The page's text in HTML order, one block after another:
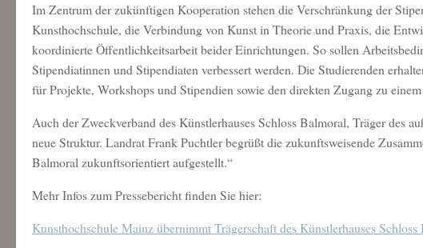
Im Zentrum der zukünftigen Kooperation stehen die Verschränkung der
Kunsthochschule, die Verbindung von Kunst in Theorie und Praxis, die
koordinierte Öffentlichkeitsarbeit beider Einrichtungen. So sollen
Stipendiatinnen und Stipendiaten verbessert werden. Die Studierenden
für Projekte, Workshops und Stipendien sowie den direkten Zugang zu
Auch der Zweckverband des Künstlerhauses Schloss Balmoral, Träger des
neue Struktur. Landrat Frank Puchtler begrüßt die zukunftsweisende
Balmoral zukunftsorientiert aufgestellt.“
Mehr Infos zum Pressebericht finden Sie hier:
Kunsthochschule Mainz übernimmt Trägerschaft des Künstlerhauses